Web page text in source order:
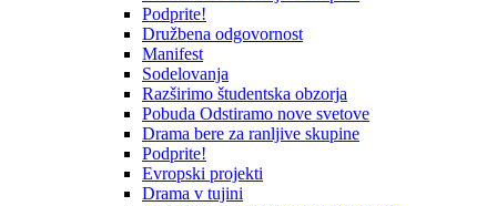
Podprite!
Družbena odgovornost
Manifest
Sodelovanja
Razširimo študentska obzorja
Pobuda Odstiramo nove svetove
Drama bere za ranljive skupine
Podprite!
Evropski projekti
Drama v tujini